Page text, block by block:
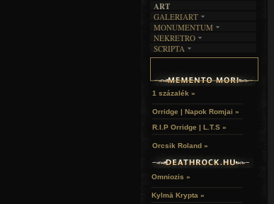
ART
GALERIART
ARTGALERI
KÉPREGÉNYEK
LAKÁSKULTS
MONUMENTUM
TEMETŐK
TEMPLOMOK
HELYEK
NEKRETRO
SZUBKULT
RELIKVIÁK
SCRIPTA
NOVELLÁK
HALÁLTÁNC
1 százalék »
Orridge | Napok Romjai »
R.I.P Orridge | L.T.S »
Orcsik Roland »
Omniozis »
Kylmä Krypta »